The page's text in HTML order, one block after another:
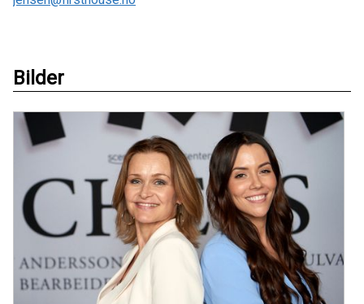
Bilder